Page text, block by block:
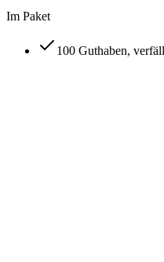
Im Paket
100 Guthaben,